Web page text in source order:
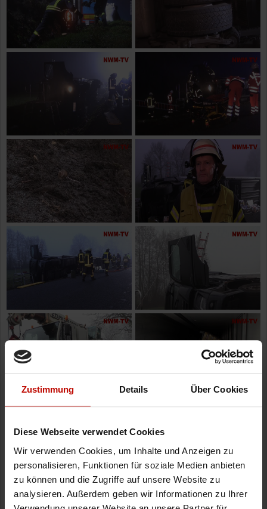
Zustimmung Details Über Cookies
Diese Webseite verwendet Cookies
Wir verwenden Cookies, um Inhalte und Anzeigen zu
personalisieren, Funktionen für soziale Medien anbieten
zu können und die Zugriffe auf unsere Website zu
analysieren. Außerdem geben wir Informationen zu Ihrer